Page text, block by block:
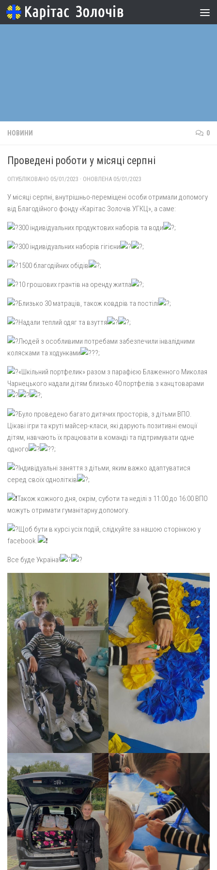
Skip to content
НОВИНИ 0
Проведені роботи у місяці серпні
ОПУБЛІКОВАНО 05/01/2023 · ОНОВЛЕНА 05/01/2023
У місяці серпні, внутрішньо-переміщені особи отримали допомогу
від Благодійного фонду «Карітас Золочів УГКЦ», а саме:
300 індивідуальних продуктових наборів та води ;
300 індивідуальних наборів гігієни ;
1500 благодійних обідів ;
10 грошових грантів на оренду житла ;
Близько 30 матраців, також ковдрів та постілі ;
Надали теплий одяг та взуття ;
Людей з особливими потребами забезпечили інвалідними
колясками та ходунками
;
«Шкільний портфелик» разом з парафією Блаженного Миколая
Чарнецького надали дітям близько 40 портфелів з канцтоварами
;
Було проведено багато дитячих просторів, з дітьми ВПО.
Цікаві ігри та круті майсер-класи, які дарують позитивні емоції
дітям, навчають їх працювати в команді та підтримувати одне
одного
;
Індивідуальні заняття з дітьми, яким важко адаптуватися
серед своїх однолітків
;
Також кожного дня, окрім, суботи та неділі з 11:00 до 16:00 ВПО
можуть отримати гуманітарну допомогу.
Щоб бути в курсі усіх подій, слідкуйте за нашою сторінкою у
facebook.
Все буде Україна!